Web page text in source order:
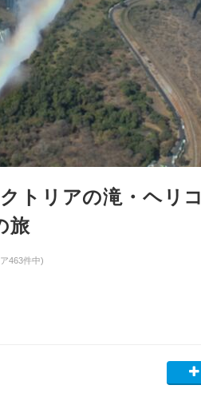
トリアの滝・ヘリコ
旅
463件中)